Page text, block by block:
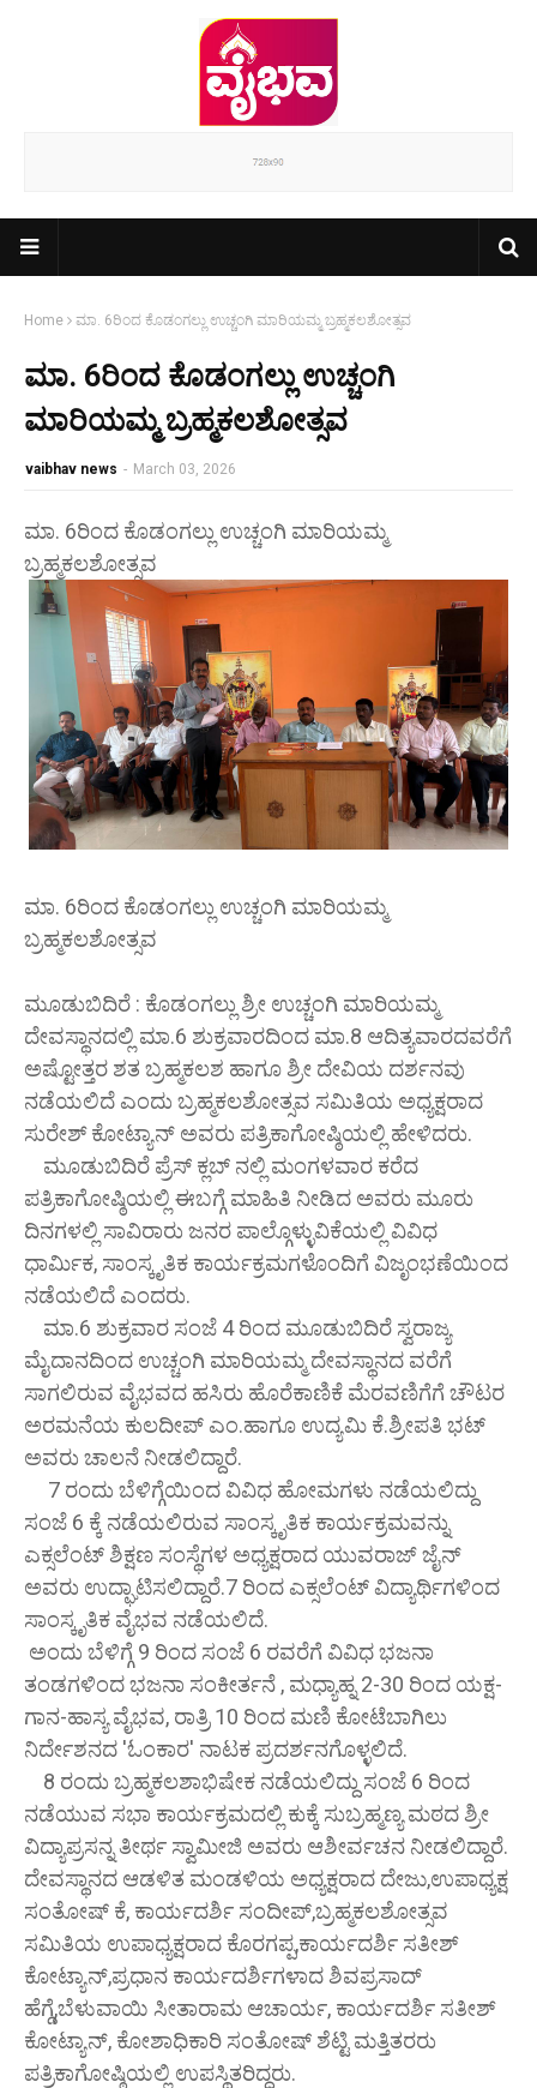
Home ಮಾ. 6ರಿಂದ ಕೊಡಂಗಲ್ಲು ಉಚ್ಚಂಗಿ ಮಾರಿಯಮ್ಮ ಬ್ರಹ್ಮಕಲಶೋತ್ಸವ
ಮಾ. 6ರಿಂದ ಕೊಡಂಗಲ್ಲು ಉಚ್ಚಂಗಿ
ಮಾರಿಯಮ್ಮ ಬ್ರಹ್ಮಕಲಶೋತ್ಸವ
vaibhav news - March 03, 2026
ಮಾ. 6ರಿಂದ ಕೊಡಂಗಲ್ಲು ಉಚ್ಚಂಗಿ ಮಾರಿಯಮ್ಮ
ಬ್ರಹ್ಮಕಲಶೋತ್ಸವ
ಮಾ. 6ರಿಂದ ಕೊಡಂಗಲ್ಲು ಉಚ್ಚಂಗಿ ಮಾರಿಯಮ್ಮ
ಬ್ರಹ್ಮಕಲಶೋತ್ಸವ
ಮೂಡುಬಿದಿರೆ : ಕೊಡಂಗಲ್ಲು ಶ್ರೀ ಉಚ್ಚಂಗಿ ಮಾರಿಯಮ್ಮ
ದೇವಸ್ಥಾನದಲ್ಲಿ ಮಾ.6 ಶುಕ್ರವಾರದಿಂದ ಮಾ.8 ಆದಿತ್ಯವಾರದವರೆಗೆ
ಅಷ್ಟೋತ್ತರ ಶತ ಬ್ರಹ್ಮಕಲಶ ಹಾಗೂ ಶ್ರೀ ದೇವಿಯ ದರ್ಶನವು
ನಡೆಯಲಿದೆ ಎಂದು ಬ್ರಹ್ಮಕಲಶೋತ್ಸವ ಸಮಿತಿಯ ಅಧ್ಯಕ್ಷರಾದ
ಸುರೇಶ್ ಕೋಟ್ಯಾನ್ ಅವರು ಪತ್ರಿಕಾಗೋಷ್ಠಿಯಲ್ಲಿ ಹೇಳಿದರು.
ಮೂಡುಬಿದಿರೆ ಪ್ರೆಸ್ ಕ್ಲಬ್ ನಲ್ಲಿ ಮಂಗಳವಾರ ಕರೆದ
ಪತ್ರಿಕಾಗೋಷ್ಠಿಯಲ್ಲಿ ಈಬಗ್ಗೆ ಮಾಹಿತಿ ನೀಡಿದ ಅವರು ಮೂರು
ದಿನಗಳಲ್ಲಿ ಸಾವಿರಾರು ಜನರ ಪಾಲ್ಗೊಳ್ಳುವಿಕೆಯಲ್ಲಿ ವಿವಿಧ
ಧಾರ್ಮಿಕ, ಸಾಂಸ್ಕೃತಿಕ ಕಾರ್ಯಕ್ರಮಗಳೊಂದಿಗೆ ವಿಜೃಂಭಣೆಯಿಂದ
ನಡೆಯಲಿದೆ ಎಂದರು.
ಮಾ.6 ಶುಕ್ರವಾರ ಸಂಜೆ 4 ರಿಂದ ಮೂಡುಬಿದಿರೆ ಸ್ವರಾಜ್ಯ
ಮೈದಾನದಿಂದ ಉಚ್ಚಂಗಿ ಮಾರಿಯಮ್ಮ ದೇವಸ್ಥಾನದ ವರೆಗೆ
ಸಾಗಲಿರುವ ವೈಭವದ ಹಸಿರು ಹೊರೆಕಾಣಿಕೆ ಮೆರವಣಿಗೆಗೆ ಚೌಟರ
ಅರಮನೆಯ ಕುಲದೀಪ್ ಎಂ.ಹಾಗೂ ಉದ್ಯಮಿ ಕೆ.ಶ್ರೀಪತಿ ಭಟ್
ಅವರು ಚಾಲನೆ ನೀಡಲಿದ್ದಾರೆ.
7 ರಂದು ಬೆಳಿಗ್ಗೆಯಿಂದ ವಿವಿಧ ಹೋಮಗಳು ನಡೆಯಲಿದ್ದು
ಸಂಜೆ 6 ಕ್ಕೆ ನಡೆಯಲಿರುವ ಸಾಂಸ್ಕೃತಿಕ ಕಾರ್ಯಕ್ರಮವನ್ನು
ಎಕ್ಸಲೆಂಟ್ ಶಿಕ್ಷಣ ಸಂಸ್ಥೆಗಳ ಅಧ್ಯಕ್ಷರಾದ ಯುವರಾಜ್ ಜೈನ್
ಅವರು ಉದ್ಘಾಟಿಸಲಿದ್ದಾರೆ.7 ರಿಂದ ಎಕ್ಸಲೆಂಟ್ ವಿದ್ಯಾರ್ಥಿಗಳಿಂದ
ಸಾಂಸ್ಕೃತಿಕ ವೈಭವ ನಡೆಯಲಿದೆ.
‌ ಅಂದು ಬೆಳಿಗ್ಗೆ 9 ರಿಂದ ಸಂಜೆ 6 ರವರೆಗೆ ವಿವಿಧ ಭಜನಾ
ತಂಡಗಳಿಂದ ಭಜನಾ ಸಂಕೀರ್ತನೆ , ಮಧ್ಯಾಹ್ನ 2-30 ರಿಂದ ಯಕ್ಷ-
ಗಾನ-ಹಾಸ್ಯ ವೈಭವ, ರಾತ್ರಿ 10 ರಿಂದ ಮಣಿ ಕೋಟೆಬಾಗಿಲು
ನಿರ್ದೇಶನದ 'ಓಂಕಾರ' ನಾಟಕ ಪ್ರದರ್ಶನಗೊಳ್ಳಲಿದೆ.
8 ರಂದು ಬ್ರಹ್ಮಕಲಶಾಭಿಷೇಕ ನಡೆಯಲಿದ್ದು ಸಂಜೆ 6 ರಿಂದ
ನಡೆಯುವ ಸಭಾ ಕಾರ್ಯಕ್ರಮದಲ್ಲಿ ಕುಕ್ಕೆ ಸುಬ್ರಹ್ಮಣ್ಯ ಮಠದ ಶ್ರೀ
ವಿದ್ಯಾಪ್ರಸನ್ನ ತೀರ್ಥ ಸ್ವಾಮೀಜಿ ಅವರು ಆಶೀರ್ವಚನ ನೀಡಲಿದ್ದಾರೆ.
ದೇವಸ್ಥಾನದ ಆಡಳಿತ ಮಂಡಳಿಯ ಅಧ್ಯಕ್ಷರಾದ ದೇಜು,ಉಪಾಧ್ಯಕ್ಷ
ಸಂತೋಷ್ ಕೆ, ಕಾರ್ಯದರ್ಶಿ ಸಂದೀಪ್,ಬ್ರಹ್ಮಕಲಶೋತ್ಸವ
ಸಮಿತಿಯ ಉಪಾಧ್ಯಕ್ಷರಾದ ಕೊರಗಪ್ಪ,ಕಾರ್ಯದರ್ಶಿ ಸತೀಶ್
ಕೋಟ್ಯಾನ್,ಪ್ರಧಾನ ಕಾರ್ಯದರ್ಶಿಗಳಾದ ಶಿವಪ್ರಸಾದ್
ಹೆಗ್ಡೆ,ಬೆಳುವಾಯಿ ಸೀತಾರಾಮ ಆಚಾರ್ಯ, ಕಾರ್ಯದರ್ಶಿ ಸತೀಶ್
ಕೋಟ್ಯಾನ್, ಕೋಶಾಧಿಕಾರಿ ಸಂತೋಷ್ ಶೆಟ್ಟಿ ಮತ್ತಿತರರು
ಪತ್ರಿಕಾಗೋಷ್ಠಿಯಲ್ಲಿ ಉಪಸ್ಥಿತರಿದ್ದರು.